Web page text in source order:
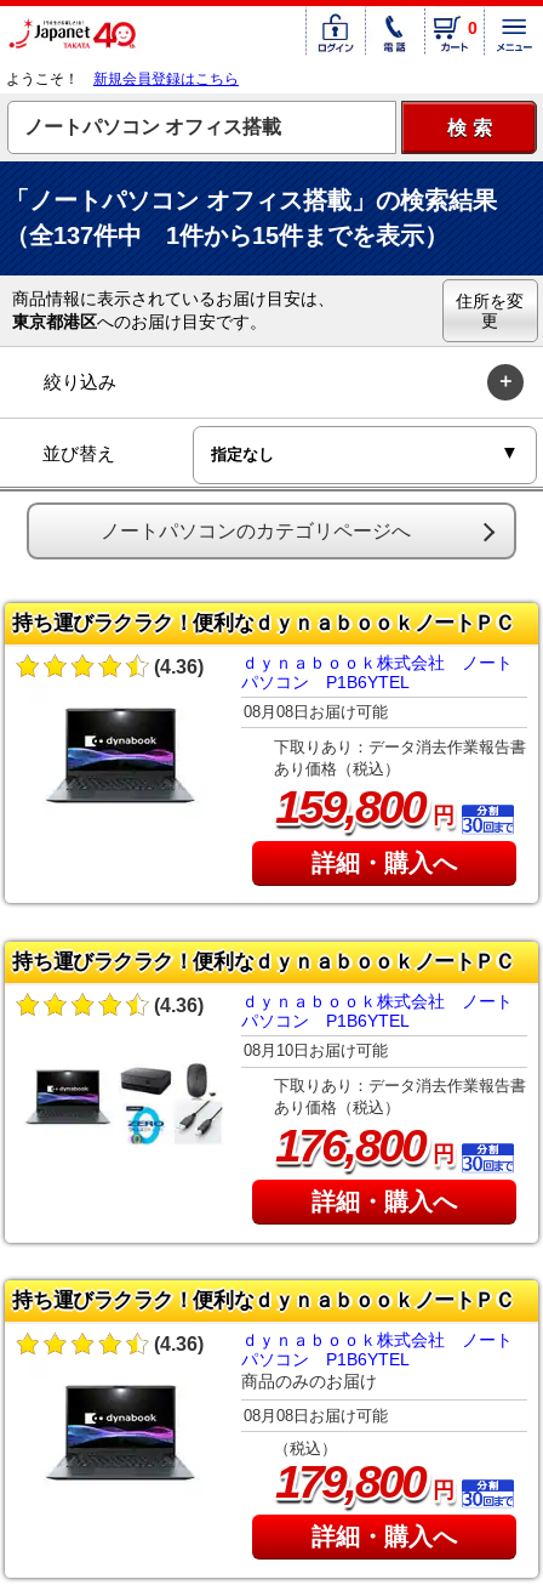
0
ようこそ！ 新規会員登録はこちら
「ノートパソコン オフィス搭載」の検索結果
（全137件中 1件から15件までを表示）
商品情報に表示されているお届け目安は、
東京都港区へのお届け目安です。
住所を変
更
絞り込み
並び替え
ノートパソコンのカテゴリページへ
持ち運びラクラク！便利なｄｙｎａｂｏｏｋノートＰＣ
(4.36)
ｄｙｎａｂｏｏｋ株式会社 ノート
パソコン P1B6YTEL
08月08日お届け可能
下取りあり：データ消去作業報告書
あり価格（税込）
159,800円
詳細・購入へ
持ち運びラクラク！便利なｄｙｎａｂｏｏｋノートＰＣ
(4.36)
ｄｙｎａｂｏｏｋ株式会社 ノート
パソコン P1B6YTEL
08月10日お届け可能
下取りあり：データ消去作業報告書
あり価格（税込）
176,800円
詳細・購入へ
持ち運びラクラク！便利なｄｙｎａｂｏｏｋノートＰＣ
(4.36)
ｄｙｎａｂｏｏｋ株式会社 ノート
パソコン P1B6YTEL
商品のみのお届け
08月08日お届け可能
（税込）
179,800円
詳細・購入へ